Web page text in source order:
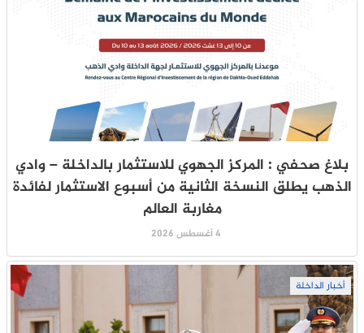
بلاغ صحفي : المركز الجهوي للاستثمار بالداخلة – وادي
الذهب يطلق النسخة الثانية من أسبوع الاستثمار لفائدة
مغاربة العالم
4 أغسطس 2026
أخبار الداخلة